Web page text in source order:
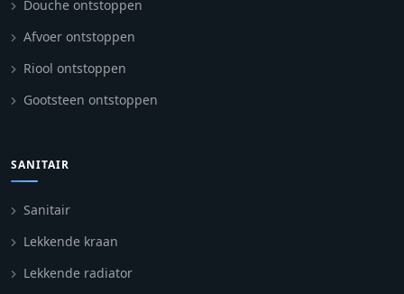
Douche ontstoppen
Afvoer ontstoppen
Riool ontstoppen
Gootsteen ontstoppen
SANITAIR
Sanitair
Lekkende kraan
Lekkende radiator